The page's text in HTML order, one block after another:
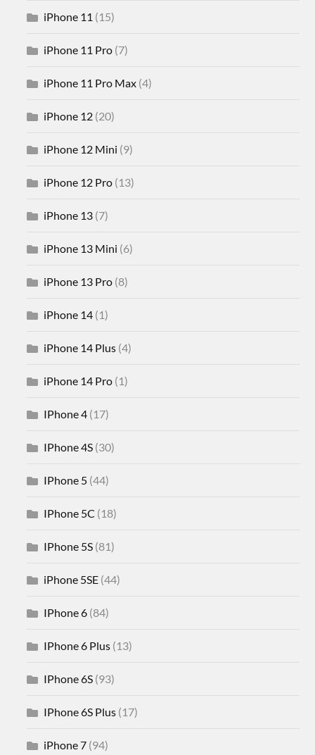
iPhone 11 (15)
iPhone 11 Pro (7)
iPhone 11 Pro Max (4)
iPhone 12 (20)
iPhone 12 Mini (9)
iPhone 12 Pro (13)
iPhone 13 (7)
iPhone 13 Mini (6)
iPhone 13 Pro (8)
iPhone 14 (1)
iPhone 14 Plus (4)
iPhone 14 Pro (1)
IPhone 4 (17)
IPhone 4S (30)
IPhone 5 (44)
IPhone 5C (18)
IPhone 5S (81)
iPhone 5SE (44)
IPhone 6 (84)
IPhone 6 Plus (13)
IPhone 6S (93)
IPhone 6S Plus (17)
iPhone 7 (94)